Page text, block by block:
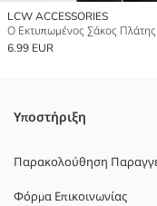
LCW ACCESSORIES
Ο Εκτυπωμένος Σάκος Πλάτης
6.99 EUR
Υποστήριξη
Παρακολούθηση
Φόρμα Επικοινωνίας